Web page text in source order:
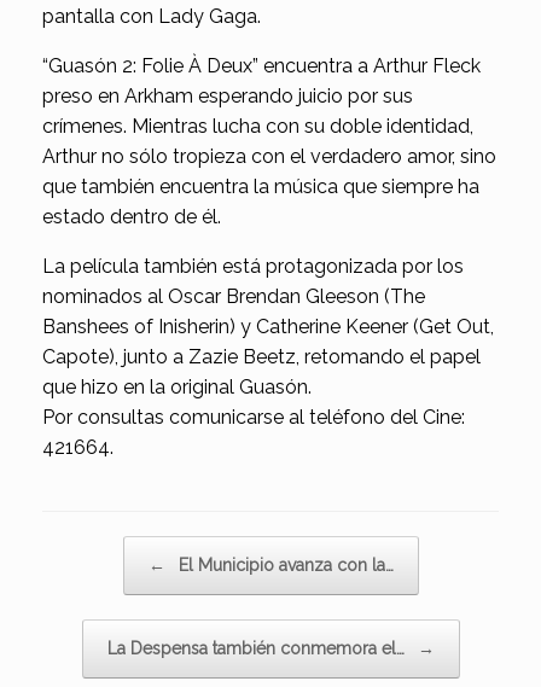
pantalla con Lady Gaga.
“Guasón 2: Folie À Deux” encuentra a Arthur Fleck
preso en Arkham esperando juicio por sus
crímenes. Mientras lucha con su doble identidad,
Arthur no sólo tropieza con el verdadero amor, sino
que también encuentra la música que siempre ha
estado dentro de él.
La película también está protagonizada por los
nominados al Oscar Brendan Gleeson (The
Banshees of Inisherin) y Catherine Keener (Get Out,
Capote), junto a Zazie Beetz, retomando el papel
que hizo en la original Guasón.
Por consultas comunicarse al teléfono del Cine:
421664.
← El Municipio avanza con la…
La Despensa también conmemora el… →